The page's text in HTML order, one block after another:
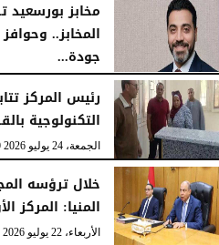
مخابز بورسعيد
المخابز..
جودة...
السبت، 25 يوليو 2026 05:41 مـ
رئيس المركز
التكنولوجية
الجمعة، 24 يوليو 2026
خلال ترؤسه
المنيا: المركز
الأربعاء، 22 يوليو 2026